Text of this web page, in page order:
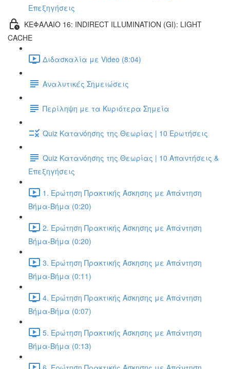
Επεξηγήσεις
ΚΕΦΑΛΑΙΟ 16: INDIRECT ILLUMINATION (GI): LIGHT
CACHE
Διδασκαλία με Video (8:04)
Αναλυτικές Σημειώσεις
Περίληψη με τα Κυριότερα Σημεία
Quiz Κατανόησης της Θεωρίας | 10 Ερωτήσεις
Quiz Κατανόησης της Θεωρίας | 10 Απαντήσεις &
Επεξηγήσεις
1. Ερώτηση Πρακτικής Άσκησης με Απάντηση
Βήμα-Βήμα (0:20)
2. Ερώτηση Πρακτικής Άσκησης με Απάντηση
Βήμα-Βήμα (0:20)
3. Ερώτηση Πρακτικής Άσκησης με Απάντηση
Βήμα-Βήμα (0:11)
4. Ερώτηση Πρακτικής Άσκησης με Απάντηση
Βήμα-Βήμα (0:07)
5. Ερώτηση Πρακτικής Άσκησης με Απάντηση
Βήμα-Βήμα (0:13)